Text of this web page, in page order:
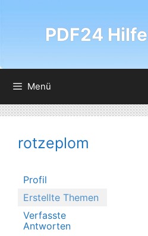
PDF24
Menü
rotzeplom
Profil
Erstellte Themen
Verfasste
Antworten